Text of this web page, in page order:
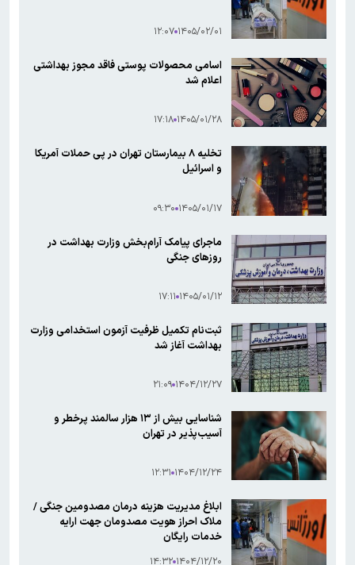
۱۴۰۵/۰۲/۰۱ ۱۲:۰۷
اسامی محصولات پوستی فاقد مجوز بهداشتی
اعلام شد
۱۴۰۵/۰۱/۲۸ ۱۷:۱۸
تخلیه ۸ بیمارستان تهران در پی حملات آمریکا
و اسرائیل
۱۴۰۵/۰۱/۱۷ ۰۹:۳۰
ماجرای پیامک آرام‌بخش وزارت بهداشت در
روزهای جنگی
۱۴۰۵/۰۱/۱۲ ۱۷:۱۱
ثبت‌نام تکمیل ظرفیت آزمون استخدامی وزارت
بهداشت آغاز شد
۱۴۰۴/۱۲/۲۷ ۲۱:۰۹
شناسایی بیش از ۱۳ هزار سالمند پرخطر و
آسیب‌پذیر در تهران
۱۴۰۴/۱۲/۲۴ ۱۲:۳۱
ابلاغ مدیریت هزینه درمان مصدومین جنگی /
ملاک احراز هویت مصدومان جهت ارایه
خدمات رایگان
۱۴۰۴/۱۲/۲۰ ۱۴:۳۲